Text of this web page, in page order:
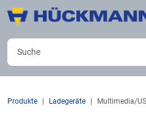
Produkte Ladegeräte Multimedia/